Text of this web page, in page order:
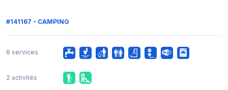
#141167 - CAMPING
8 services
2 activités